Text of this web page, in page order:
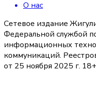
О нас
Сетевое издание
Федеральной службой
информационных
коммуникаций.
от 25 ноября 2025 г. 18+